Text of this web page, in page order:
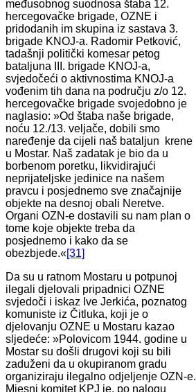
međusobnog suodnosa štaba 12.
hercegovačke brigade, OZNE i
pridodanih im skupina iz sastava 3.
brigade KNOJ-a. Radomir Petković,
tadašnji politički komesar petog
bataljuna III. brigade KNOJ-a,
svjedočeći o aktivnostima KNOJ-a
vođenim tih dana na području z/o 12.
hercegovačke brigade svojedobno je
naglasio: »Od štaba naše brigade,
noću 12./13. veljače, dobili smo
naređenje da cijeli naš bataljun krene
u Mostar. Naš zadatak je bio da u
borbenom poretku, likvidirajući
neprijateljske jedinice na našem
pravcu i posjednemo sve značajnije
objekte na desnoj obali Neretve.
Organi OZN-e dostavili su nam plan o
tome koje objekte treba da
posjednemo i kako da se
obezbjede.«[31]
Da su u ratnom Mostaru u potpunoj
ilegali djelovali pripadnici OZNE
svjedoči i iskaz Ive Jerkića, poznatog
komuniste iz Čitluka, koji je o
djelovanju OZNE u Mostaru kazao
sljedeće: »Polovicom 1944. godine u
Mostar su došli drugovi koji su bili
zaduženi da u okupiranom gradu
organiziraju ilegalno odjeljenje OZN-e.
Mjesni komitet KPJ je, po nalogu